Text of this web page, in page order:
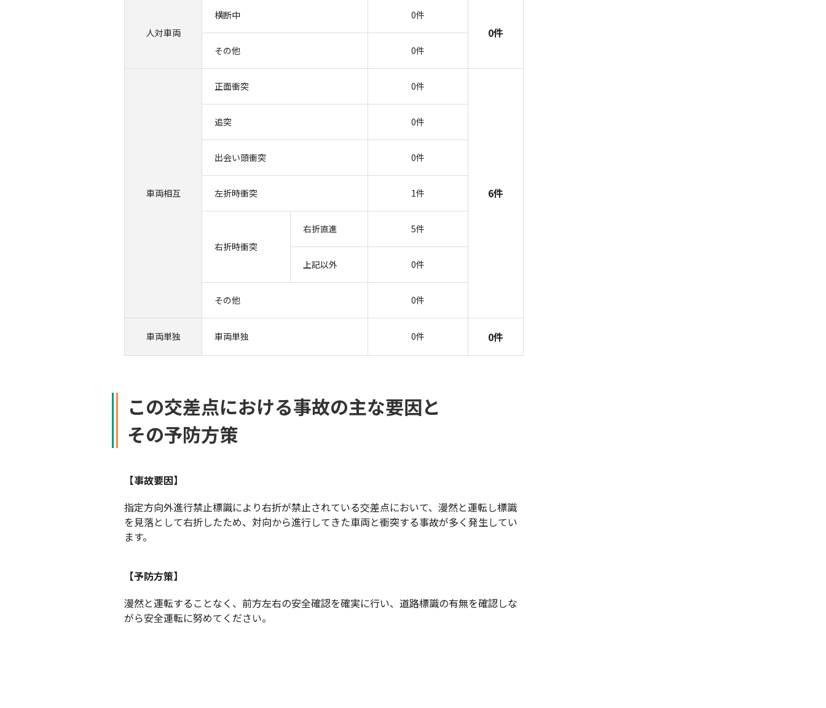
人対車両
横断中 0件
0件
その他 0件
車両相互
正面衝突 0件
6件
追突 0件
出会い頭衝突 0件
左折時衝突 1件
右折時衝突
右折直進 5件
上記以外 0件
その他 0件
車両単独 車両単独 0件 0件
この交差点における事故の主な要因と
その予防方策
【事故要因】
指定方向外進行禁止標識により右折が禁止されている交差点において、漫然と運転し標識
を見落として右折したため、対向から進行してきた車両と衝突する事故が多く発生してい
ます。
【予防方策】
漫然と運転することなく、前方左右の安全確認を確実に行い、道路標識の有無を確認しな
がら安全運転に努めてください。